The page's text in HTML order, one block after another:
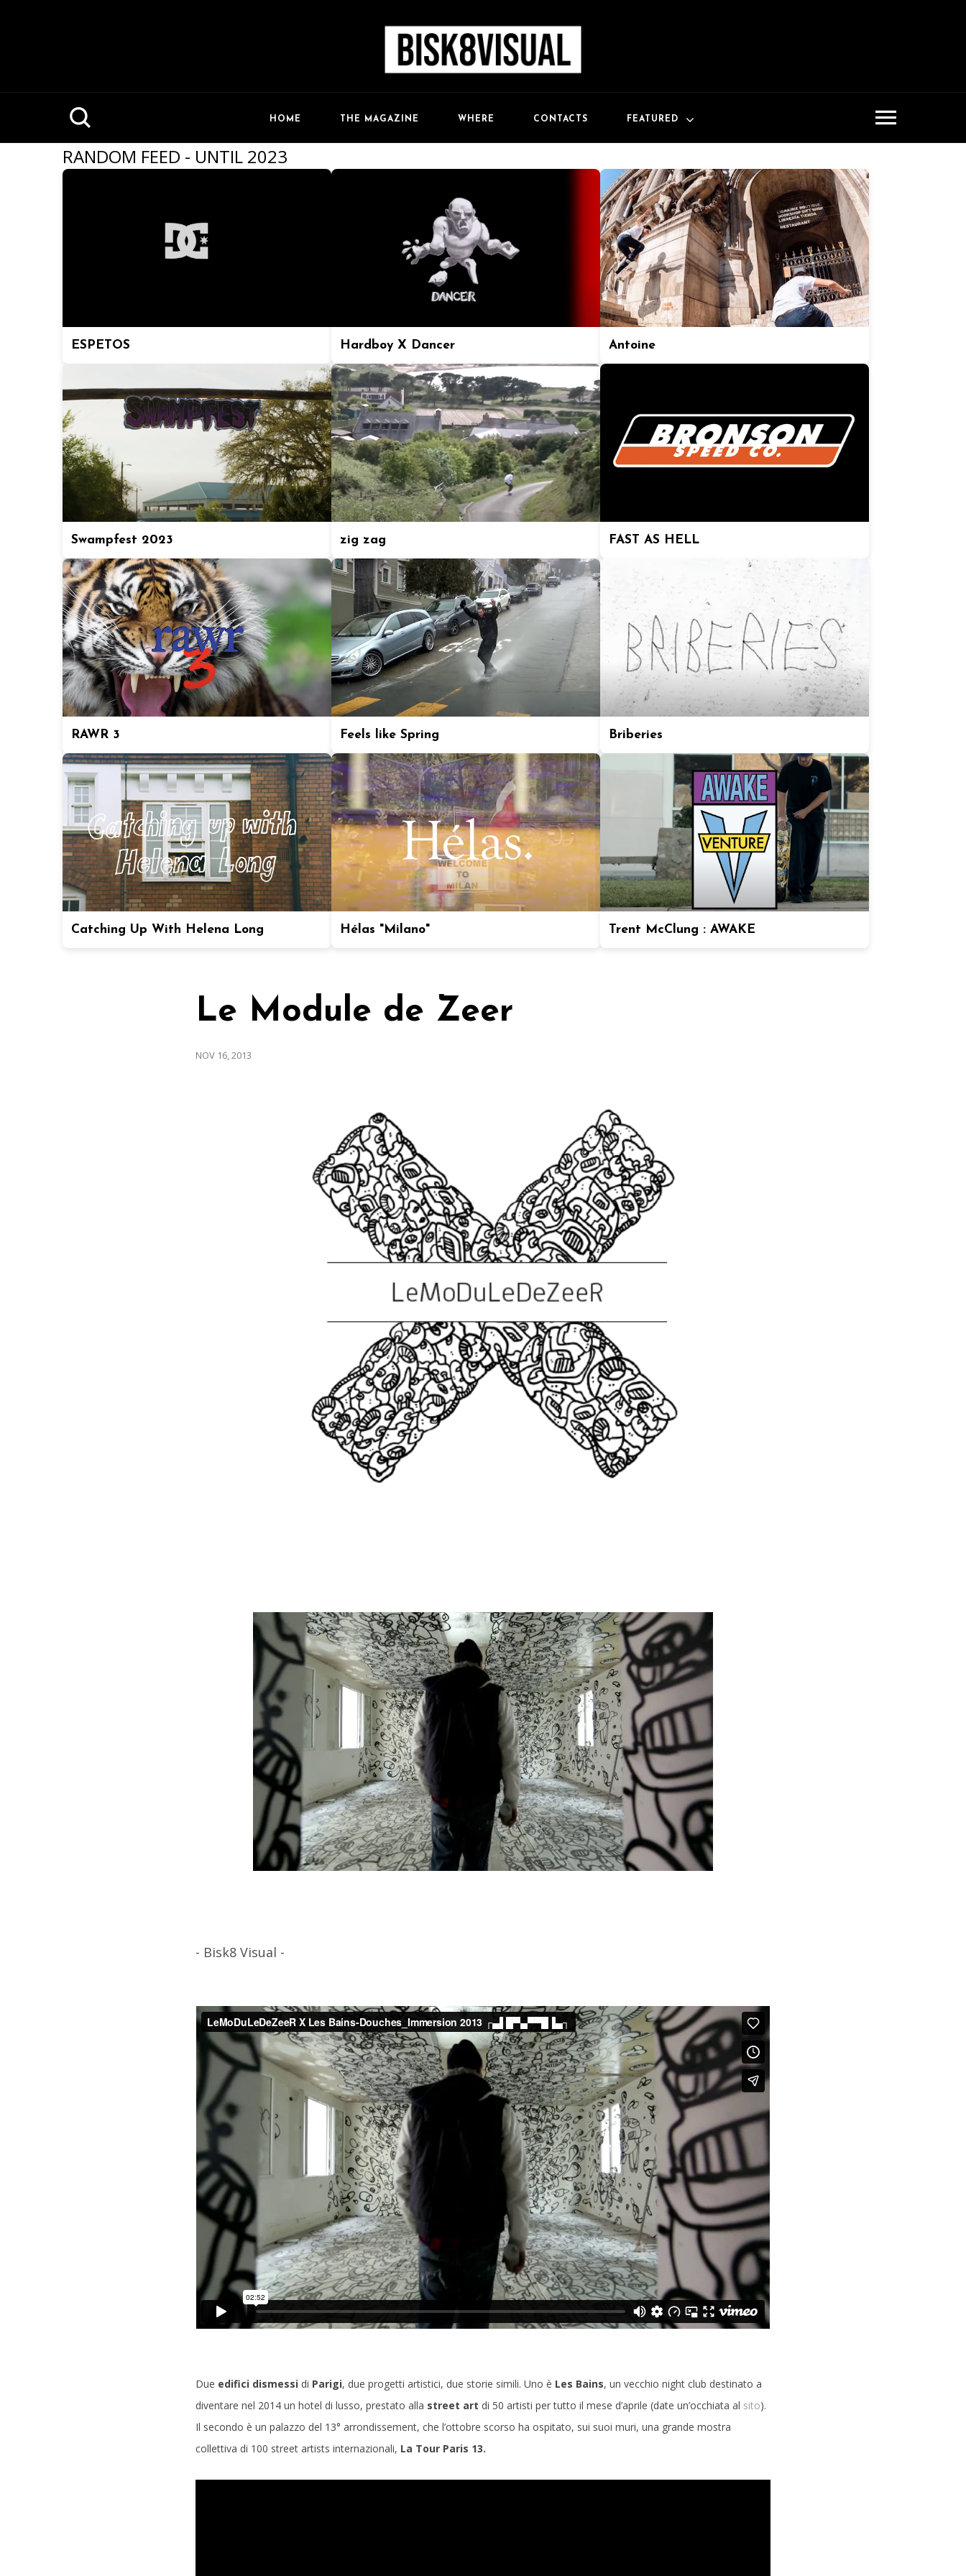
HOME THE MAGAZINE WHERE CONTACTS FEATURED
RANDOM FEED - UNTIL 2023
ESPETOS Hardboy X Dancer Antoine
Swampfest 2023 zig zag FAST AS HELL
RAWR 3 Feels like Spring Briberies
Catching Up With Helena Long Hélas "Milano" Trent McClung : AWAKE
Le Module de Zeer
NOV 16, 2013
- Bisk8 Visual -
Due edifici dismessi di Parigi, due progetti artistici, due storie simili. Uno è Les Bains, un vecchio night club destinato a
diventare nel 2014 un hotel di lusso, prestato alla street art di 50 artisti per tutto il mese d’aprile (date un’occhiata al sito).
Il secondo è un palazzo del 13° arrondissement, che l’ottobre scorso ha ospitato, sui suoi muri, una grande mostra
collettiva di 100 street artists internazionali, La Tour Paris 13.